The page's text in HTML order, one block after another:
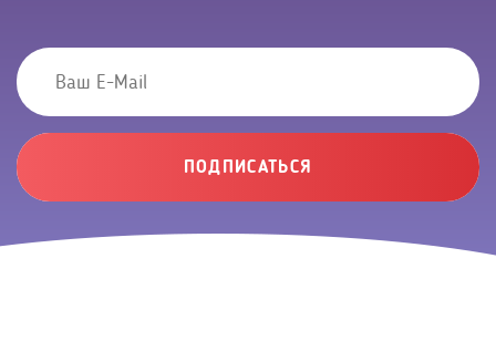
ПОДПИСАТЬСЯ